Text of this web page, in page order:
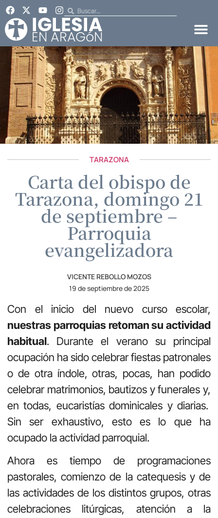
TARAZONA
Carta del obispo de
Tarazona, domingo 21
de septiembre –
Parroquia
evangelizadora
VICENTE REBOLLO MOZOS
19 de septiembre de 2025
Con el inicio del nuevo curso escolar,
nuestras parroquias retoman su actividad
habitual. Durante el verano su principal
ocupación ha sido celebrar fiestas patronales
o de otra índole, otras, pocas, han podido
celebrar matrimonios, bautizos y funerales y,
en todas, eucaristías dominicales y diarias.
Sin ser exhaustivo, esto es lo que ha
ocupado la actividad parroquial.
Ahora es tiempo de programaciones
pastorales, comienzo de la catequesis y de
las actividades de los distintos grupos, otras
celebraciones litúrgicas, atención a la